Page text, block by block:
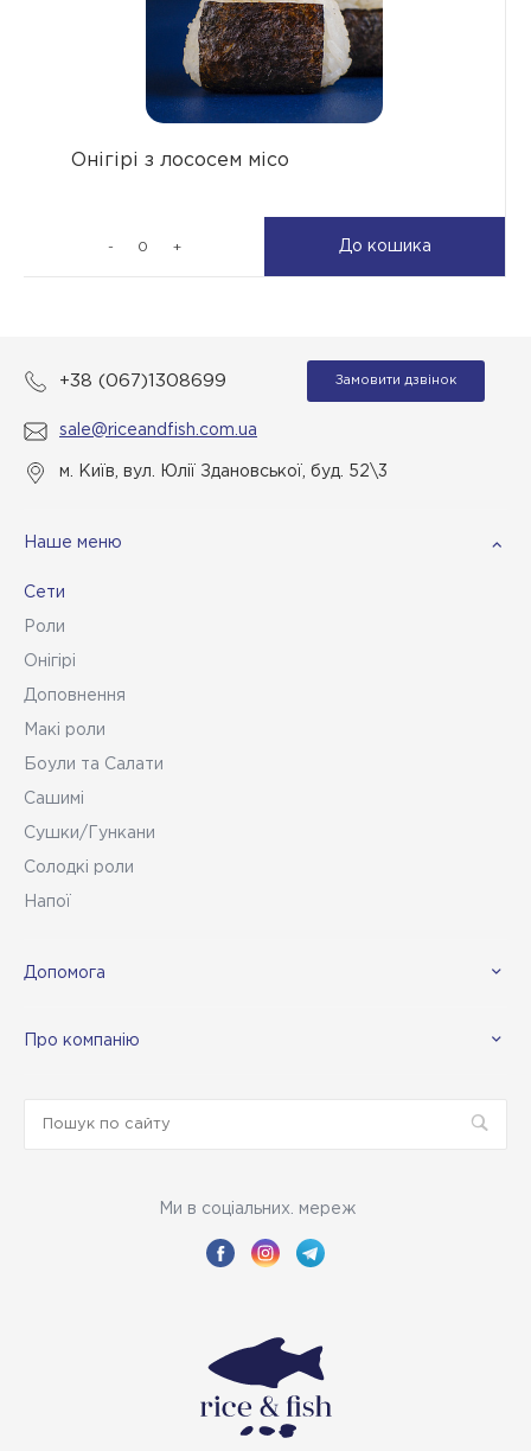
Онігірі з лососем місо
- + До кошика
+38 (067)1308699 Замовити дзвінок
sale@riceandfish.com.ua
м. Київ, вул. Юлії Здановської, буд. 52\3
Наше меню
Сети
Роли
Онігірі
Доповнення
Макі роли
Боули та Салати
Сашимі
Сушки/Гункани
Солодкі роли
Напої
Допомога
Про компанію
Ми в соціальних. мереж